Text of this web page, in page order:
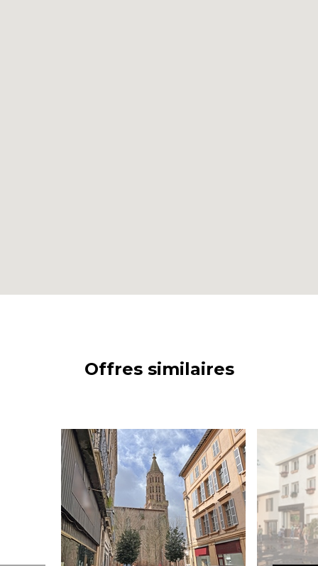
Offres similaires